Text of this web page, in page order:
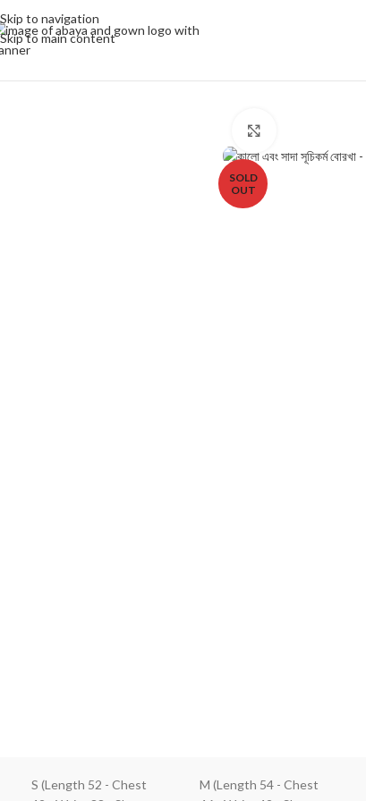
Skip to navigation
Skip to main content
SOLD
OUT
S (Length 52 - Chest
M (Length 54 - Chest